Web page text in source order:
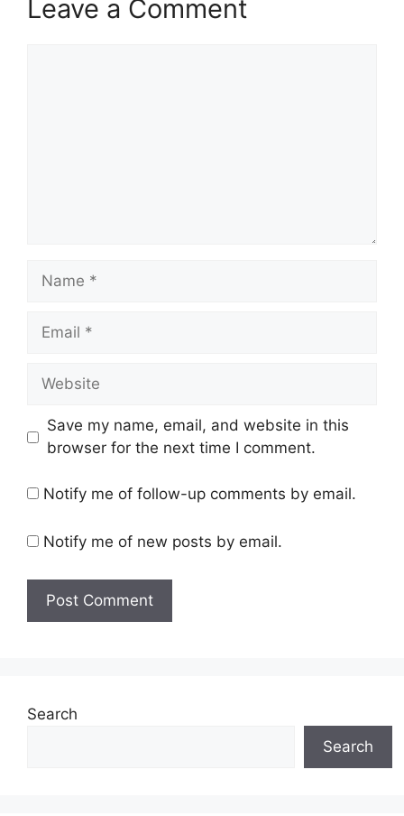
Leave a Comment
Name
Email
Website
Save my name, email, and website in this
browser for the next time I comment.
Notify me of follow-up comments by email.
Notify me of new posts by email.
Search
Search